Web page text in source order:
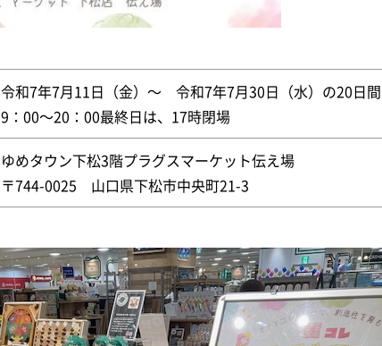
令和7年7月11日（金）～ 令和7年7月30日（水）の20日間
9：00～20：00最終日は、17時閉場
ゆめタウン下松3階プラグスマーケット伝え場
〒744-0025 山口県下松市中央町21-3